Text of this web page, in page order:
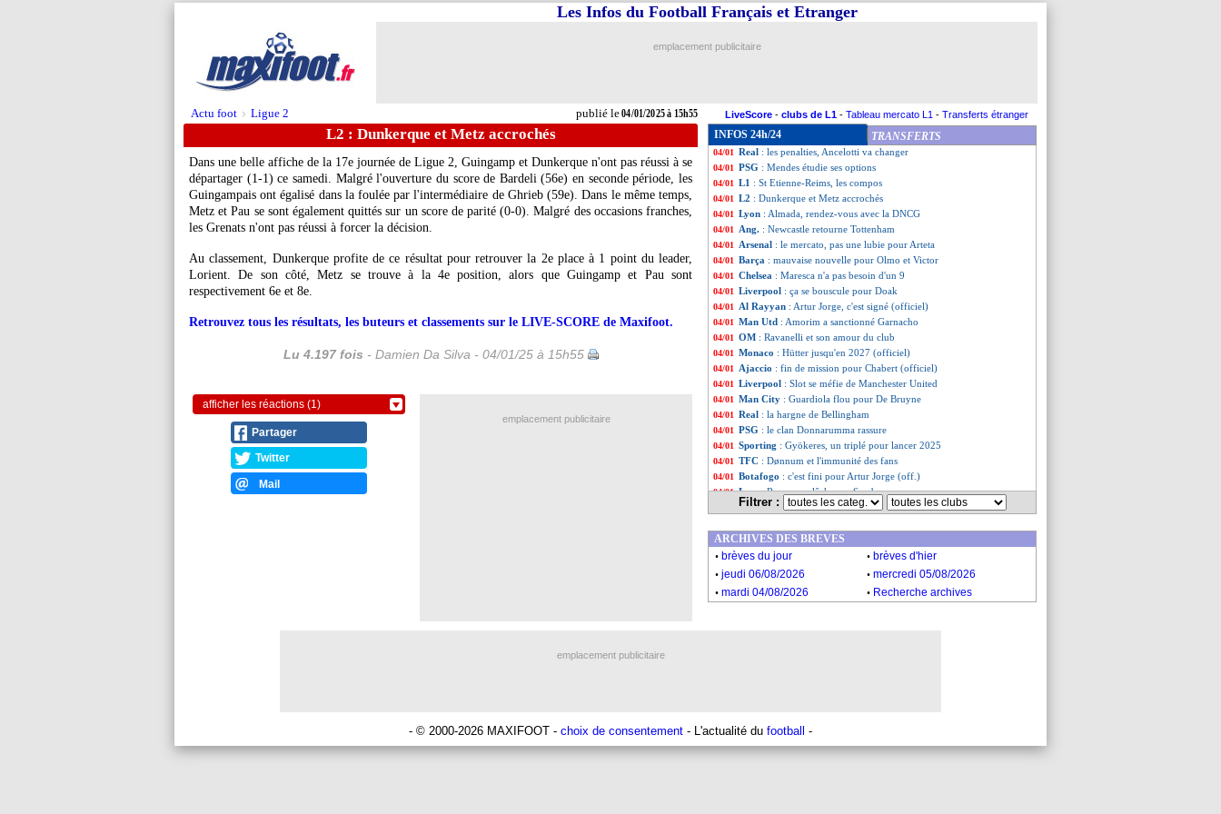
Actu foot > Ligue 2 publié le04/01/2025 à 15h55
Les Infos du Football Français et Etranger
emplacement publicitaire
LiveScore - clubs de L1 - Tableau mercato L1 - Transferts étranger
L2 : Dunkerque et Metz accrochés
Dans une belle affiche de la 17e journée de Ligue 2, Guingamp et Dunkerque n'ont pas réussi à se
départager (1-1) ce samedi. Malgré l'ouverture du score de Bardeli (56e) en seconde période, les
Guingampais ont égalisé dans la foulée par l'intermédiaire de Ghrieb (59e). Dans le même temps,
Metz et Pau se sont également quittés sur un score de parité (0-0). Malgré des occasions franches,
les Grenats n'ont pas réussi à forcer la décision.
Au classement, Dunkerque profite de ce résultat pour retrouver la 2e place à 1 point du leader,
Lorient. De son côté, Metz se trouve à la 4e position, alors que Guingamp et Pau sont
respectivement 6e et 8e.
Retrouvez tous les résultats, les buteurs et classements sur le LIVE-SCORE de Maxifoot.
Lu 4.197 fois - Damien Da Silva - 04/01/25 à 15h55
afficher les réactions (1)
Partager
Twitter
Mail
INFOS 24h/24 TRANSFERTS
04/01 L1: St Etienne 3-1 Reims (fini)
04/01 Barça
04/01 Barça: Balde dans le viseur du PSG...
04/01 PSG: Luis Enrique et la politique du mercato
04/01 Real : les penalties, Ancelotti va changer
04/01 PSG : Mendes étudie ses options
04/01 L1 : St Etienne-Reims, les compos
04/01 L2 : Dunkerque et Metz accrochés
04/01 Lyon : Almada, rendez-vous avec la DNCG
04/01 Ang. : Newcastle retourne Tottenham
04/01 Arsenal : le mercato, pas une lubie pour Arteta
04/01 Barça : mauvaise nouvelle pour Olmo et Victor
04/01 Chelsea : Maresca n'a pas besoin d'un 9
04/01 Liverpool : ça se bouscule pour Doak
04/01 Al Rayyan : Artur Jorge, c'est signé (officiel)
04/01 Man Utd : Amorim a sanctionné Garnacho
04/01 OM : Ravanelli et son amour du club
04/01 Monaco : Hütter jusqu'en 2027 (officiel)
04/01 Ajaccio : fin de mission pour Chabert (officiel)
04/01 Liverpool : Slot se méfie de Manchester United
04/01 Man City : Guardiola flou pour De Bruyne
04/01 Real : la hargne de Bellingham
04/01 PSG : le clan Donnarumma rassure
04/01 Sporting : Gyökeres, un triplé pour lancer 2025
04/01 TFC : Dønnum et l'immunité des fans
04/01 Botafogo : c'est fini pour Artur Jorge (off.)
04/01 Lens: Rennes ne lâche pas Samba
Real: Vinicius exclu, Ancelotti le défend
04/01 Caen: des banderoles contre Mbappé !
... Liste des brèves du ven. 3 janvier 2025
Liste des brèves du jeu. 2 janvier 2025
Filtrer :
emplacement publicitaire
ARCHIVES DES BREVES
. brèves du jour . brèves d'hier
. jeudi 06/08/2026 . mercredi 05/08/2026
. mardi 04/08/2026 . Recherche archives
emplacement publicitaire
- © 2000-2026 MAXIFOOT - choix de consentement - L'actualité du football -